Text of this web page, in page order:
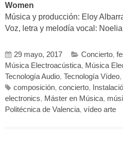
Women
Música y producción: Eloy
Voz, letra y melodía vocal:
29 mayo, 2017 Concierto,
Música Electroacústica, Música
Tecnología Audio, Tecnología Vídeo,
composición, concierto,
electronics, Máster en Música,
Politécnica de Valencia, vídeo arte